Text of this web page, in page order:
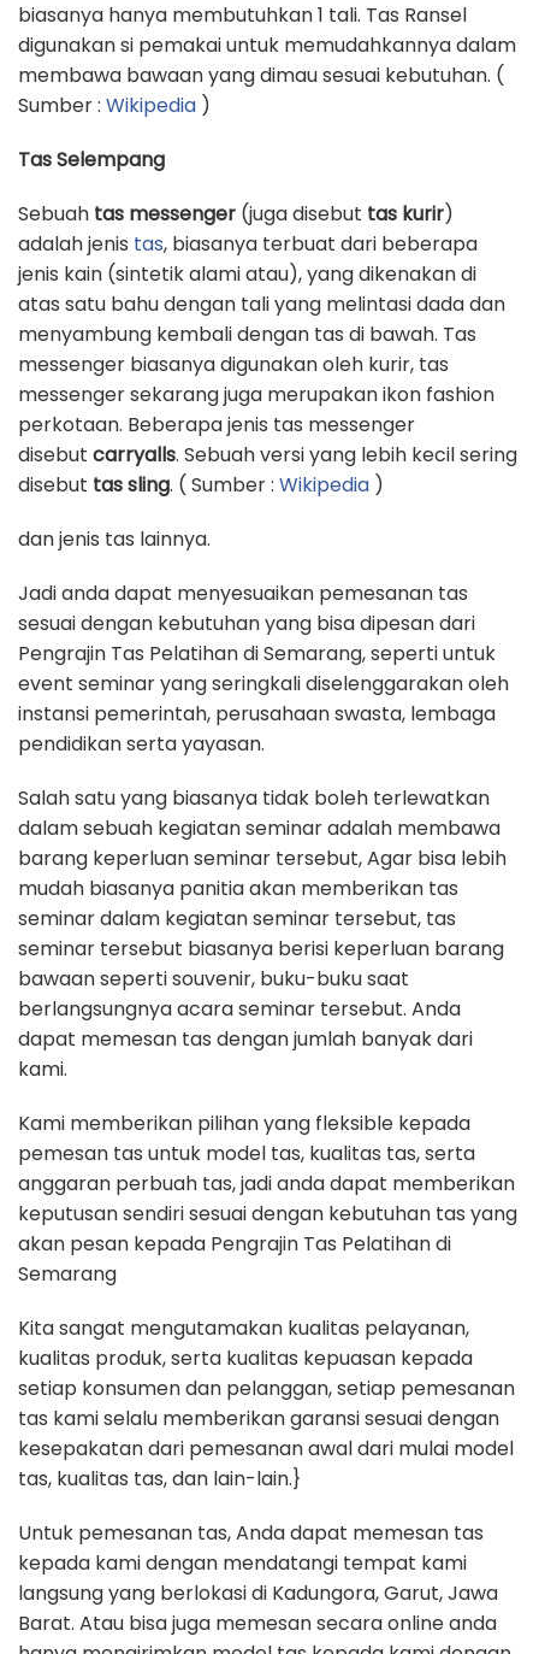
biasanya hanya membutuhkan 1 tali. Tas Ransel
digunakan si pemakai untuk memudahkannya dalam
membawa bawaan yang dimau sesuai kebutuhan. (
Sumber : Wikipedia )
Tas Selempang
Sebuah tas messenger (juga disebut tas kurir)
adalah jenis tas, biasanya terbuat dari beberapa
jenis kain (sintetik alami atau), yang dikenakan di
atas satu bahu dengan tali yang melintasi dada dan
menyambung kembali dengan tas di bawah. Tas
messenger biasanya digunakan oleh kurir, tas
messenger sekarang juga merupakan ikon fashion
perkotaan. Beberapa jenis tas messenger
disebut carryalls. Sebuah versi yang lebih kecil sering
disebut tas sling. ( Sumber : Wikipedia )
dan jenis tas lainnya.
Jadi anda dapat menyesuaikan pemesanan tas
sesuai dengan kebutuhan yang bisa dipesan dari
Pengrajin Tas Pelatihan di Semarang, seperti untuk
event seminar yang seringkali diselenggarakan oleh
instansi pemerintah, perusahaan swasta, lembaga
pendidikan serta yayasan.
Salah satu yang biasanya tidak boleh terlewatkan
dalam sebuah kegiatan seminar adalah membawa
barang keperluan seminar tersebut, Agar bisa lebih
mudah biasanya panitia akan memberikan tas
seminar dalam kegiatan seminar tersebut, tas
seminar tersebut biasanya berisi keperluan barang
bawaan seperti souvenir, buku-buku saat
berlangsungnya acara seminar tersebut. Anda
dapat memesan tas dengan jumlah banyak dari
kami.
Kami memberikan pilihan yang fleksible kepada
pemesan tas untuk model tas, kualitas tas, serta
anggaran perbuah tas, jadi anda dapat memberikan
keputusan sendiri sesuai dengan kebutuhan tas yang
akan pesan kepada Pengrajin Tas Pelatihan di
Semarang
Kita sangat mengutamakan kualitas pelayanan,
kualitas produk, serta kualitas kepuasan kepada
setiap konsumen dan pelanggan, setiap pemesanan
tas kami selalu memberikan garansi sesuai dengan
kesepakatan dari pemesanan awal dari mulai model
tas, kualitas tas, dan lain-lain.}
Untuk pemesanan tas, Anda dapat memesan tas
kepada kami dengan mendatangi tempat kami
langsung yang berlokasi di Kadungora, Garut, Jawa
Barat. Atau bisa juga memesan secara online anda